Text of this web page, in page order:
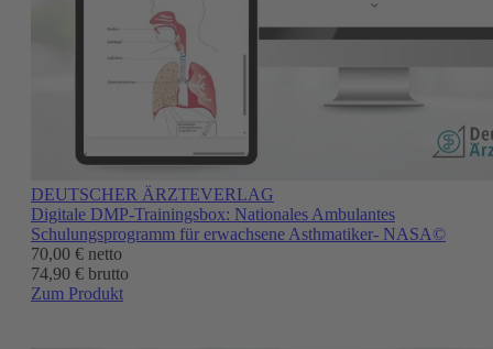
DEUTSCHER ÄRZTEVERLAG
Digitale DMP-Trainingsbox: Nationales Ambulantes
Schulungsprogramm für erwachsene Asthmatiker- NASA©
70,00 € netto
74,90 € brutto
Zum Produkt